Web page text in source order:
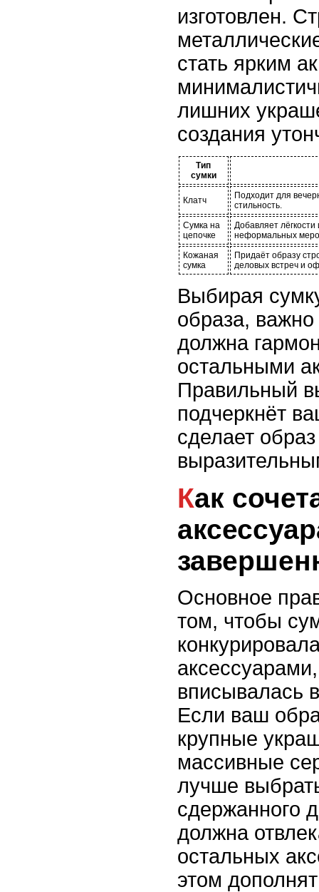
изготовлен.
стать ярким
лишних
создания
Тип
сумки
Клатч
Подходит для
стильность.
Сумка на
цепочке
Добавляет
неформальных
Кожаная
сумка
Придаёт образу
деловых встреч и
Выбирая
образа,
должна
остальными
Правильный
подчеркнёт
сделает
Как сочетать сумку с
Основное
том, чтобы
вписывалась
Если ваш
крупные
массивные
лучше
сдержанного
должна
остальных
этом